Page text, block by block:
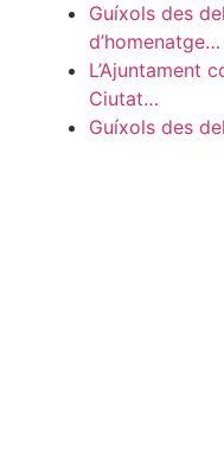
Guíxols des
d’homenatge…
L’Ajuntament
Ciutat…
Guíxols des